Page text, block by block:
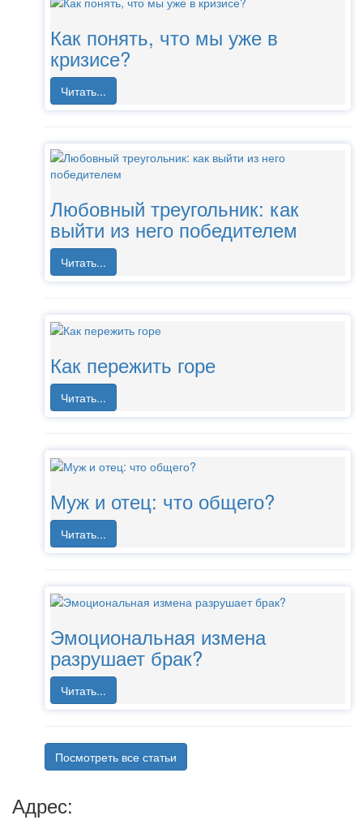
Как понять, что мы уже в
кризисе?
Читать...
Любовный треугольник: как
выйти из него победителем
Читать...
Как пережить горе
Читать...
Муж и отец: что общего?
Читать...
Эмоциональная измена
разрушает брак?
Читать...
Посмотреть все статьи
Адрес: